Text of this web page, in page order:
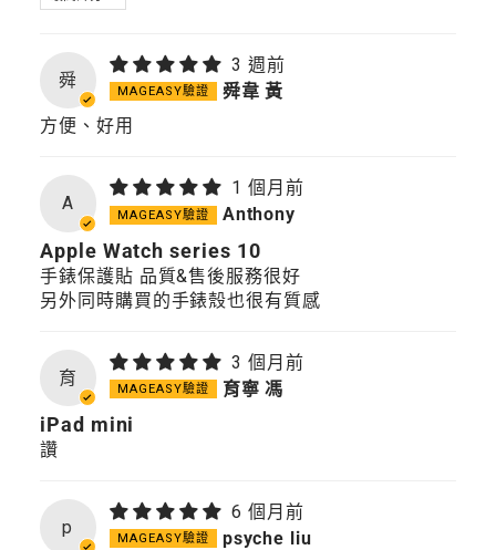
舜
3 週前
舜韋 黃
方便、好用
A
1 個月前
Anthony
Apple Watch series 10
手錶保護貼 品質&售後服務很好
另外同時購買的手錶殼也很有質感
育
3 個月前
育寧 馮
iPad mini
讚
p
6 個月前
psyche liu